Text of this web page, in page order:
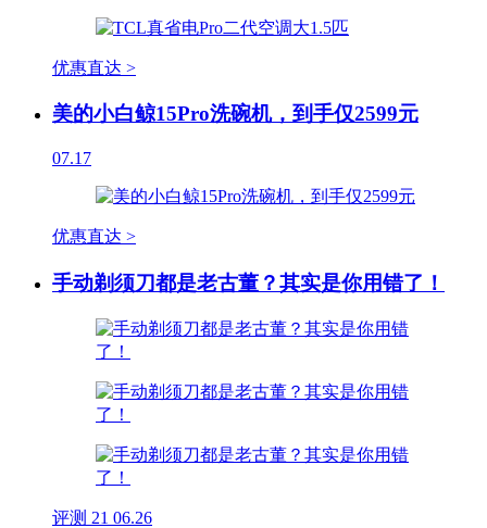
优惠直达 >
美的小白鲸15Pro洗碗机，到手仅2599元
07.17
优惠直达 >
手动剃须刀都是老古董？其实是你用错了！
评测 21 06.26